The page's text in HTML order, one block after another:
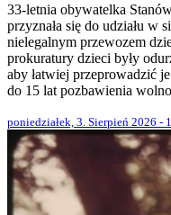
33-letnia obywatelka
przyznała się do udziału w
nielegalnym przewozem
prokuratury dzieci były
aby łatwiej przeprowadzić
do 15 lat pozbawienia
poniedziałek, 3. Sierpień 2026 -